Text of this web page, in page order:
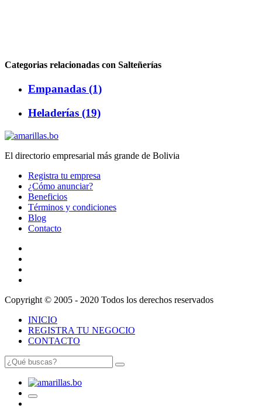
Categorias relacionadas con Salteñerías
Empanadas (1)
Heladerías (19)
El directorio empresarial más grande de Bolivia
Registra tu empresa
¿Cómo anunciar?
Beneficios
Términos y condiciones
Blog
Contacto
Copyright © 2005 - 2020 Todos los derechos reservados
INICIO
REGISTRA TU NEGOCIO
CONTACTO